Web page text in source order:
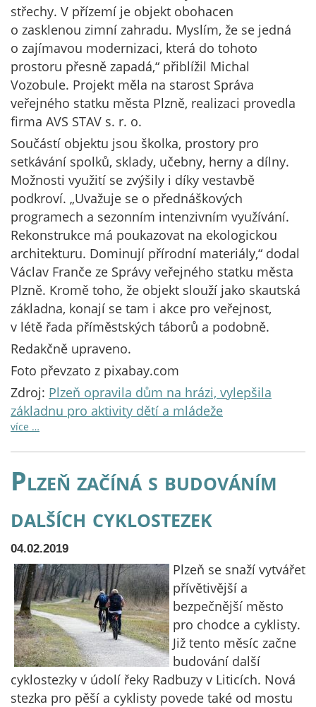
střechy. V přízemí je objekt obohacen
o zasklenou zimní zahradu. Myslím, že se jedná
o zajímavou modernizaci, která do tohoto
prostoru přesně zapadá,“ přiblížil Michal
Vozobule. Projekt měla na starost Správa
veřejného statku města Plzně, realizaci provedla
firma AVS STAV s. r. o.
Součástí objektu jsou školka, prostory pro
setkávání spolků, sklady, učebny, herny a dílny.
Možnosti využití se zvýšily i díky vestavbě
podkroví. „Uvažuje se o přednáškových
programech a sezonním intenzivním využívání.
Rekonstrukce má poukazovat na ekologickou
architekturu. Dominují přírodní materiály,“ dodal
Václav Franče ze Správy veřejného statku města
Plzně. Kromě toho, že objekt slouží jako skautská
základna, konají se tam i akce pro veřejnost,
v létě řada příměstských táborů a podobně.
Redakčně upraveno.
Foto převzato z pixabay.com
Zdroj: Plzeň opravila dům na hrázi, vylepšila
základnu pro aktivity dětí a mládeže
více …
Plzeň začíná s budováním
dalších cyklostezek
04.02.2019
Plzeň se snaží vytvářet
přívětivější a
bezpečnější město
pro chodce a cyklisty.
Již tento měsíc začne
budování další
cyklostezky v údolí řeky Radbuzy v Liticích. Nová
stezka pro pěší a cyklisty povede také od mostu